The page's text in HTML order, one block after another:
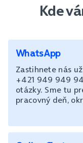
Kde
WhatsApp
Zastihnete nás
+421 949 949
otázky. Sme tu
pracovný deň,